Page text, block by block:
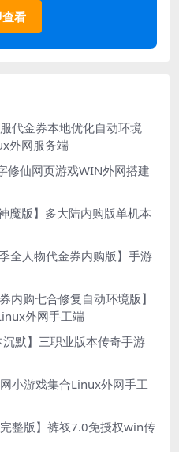
看
代金券本地优化自动环境
外网服务端
修仙网页游戏WIN外网搭建
魔版】多大陆内购版单机本
全人物代金券内购版】手游
内购七合修复自动环境版】
外网手工端
默】三职业版本传奇手游
小游戏集合Linux外网手工
整版】裤衩7.0免授权win传